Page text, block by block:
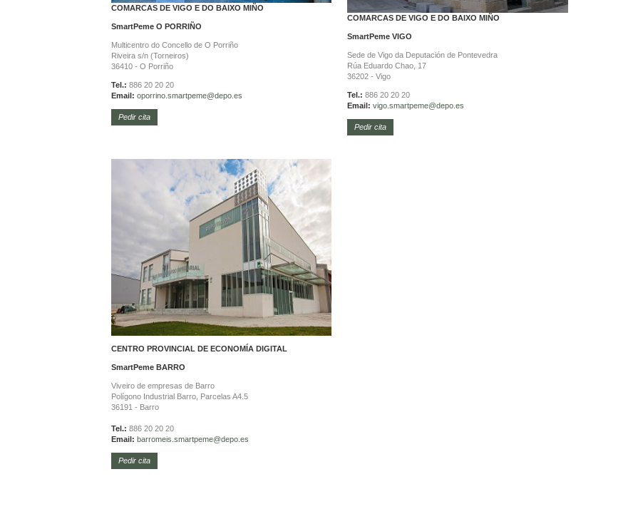
COMARCAS DE VIGO E DO BAIXO MIÑO
SmartPeme O PORRIÑO
Multicentro do Concello de O Porriño
Riveira s/n (Torneiros)
36410 - O Porriño
Tel.: 886 20 20 20
Email: oporrino. smartpeme@depo.es
Pedir cita
COMARCAS DE VIGO E DO BAIXO MIÑO
SmartPemeVIGO
Sede de Vigo da Deputación de Pontevedra
Rúa Eduardo Chao, 17
36202 - Vigo
Tel.: 886 20 20 20
Email: vigo.smartpeme@depo.es
Pedir cita
CENTRO PROVINCIAL DE ECONOMÍA DIGITAL
SmartPeme BARRO
Viveiro de empresas de Barro
Polígono Industrial Barro, Parcelas A4.5
36191 - Barro
Tel.: 886 20 20 20
Email: barromeis.smartpeme@depo.es
Pedir cita